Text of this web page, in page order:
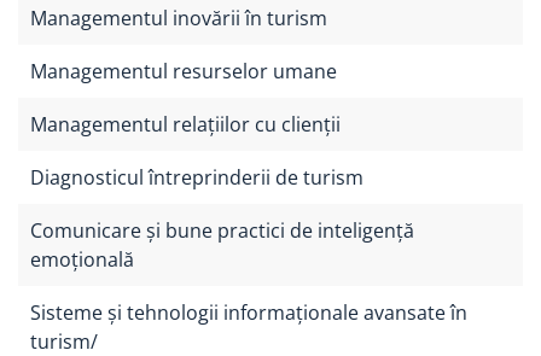
Managementul inovării în turism
Managementul resurselor umane
Managementul relațiilor cu clienții
Diagnosticul întreprinderii de turism
Comunicare și bune practici de inteligență
emoțională
Sisteme și tehnologii informaționale avansate în
turism/